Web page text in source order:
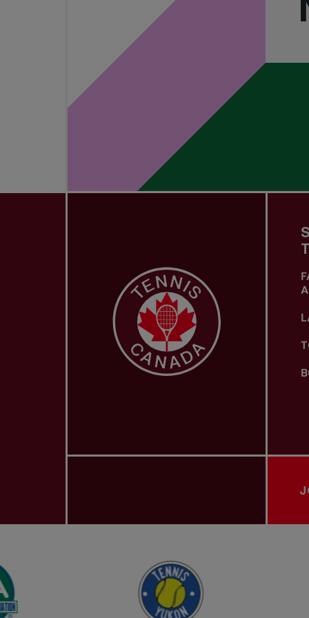
ASSOCIATIONS PROVINCIALES DE TENNIS